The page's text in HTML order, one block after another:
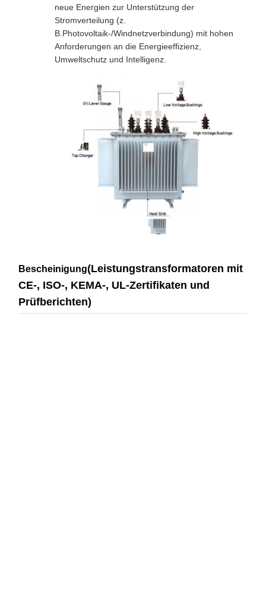
neue Energien zur Unterstützung der
Stromverteilung (z.
B.Photovoltaik-/Windnetzverbindung) mit hohen
Anforderungen an die Energieeffizienz,
Umweltschutz und Intelligenz.
Bescheinigung(Leistungstransformatoren mit
CE-, ISO-, KEMA-, UL-Zertifikaten und
Prüfberichten)